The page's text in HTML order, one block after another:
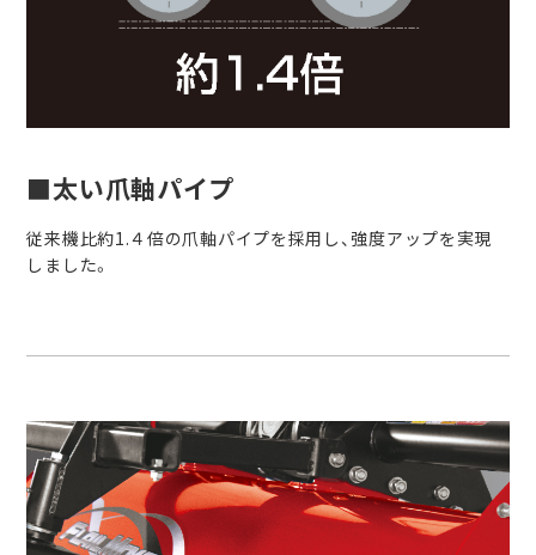
■太い爪軸パイプ
従来機比約1.４倍の爪軸パイプを採用し、強度アップを実現
しました。